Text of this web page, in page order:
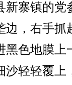
新寨镇的党
边，右手抓
黑色地膜上
沙轻轻覆上